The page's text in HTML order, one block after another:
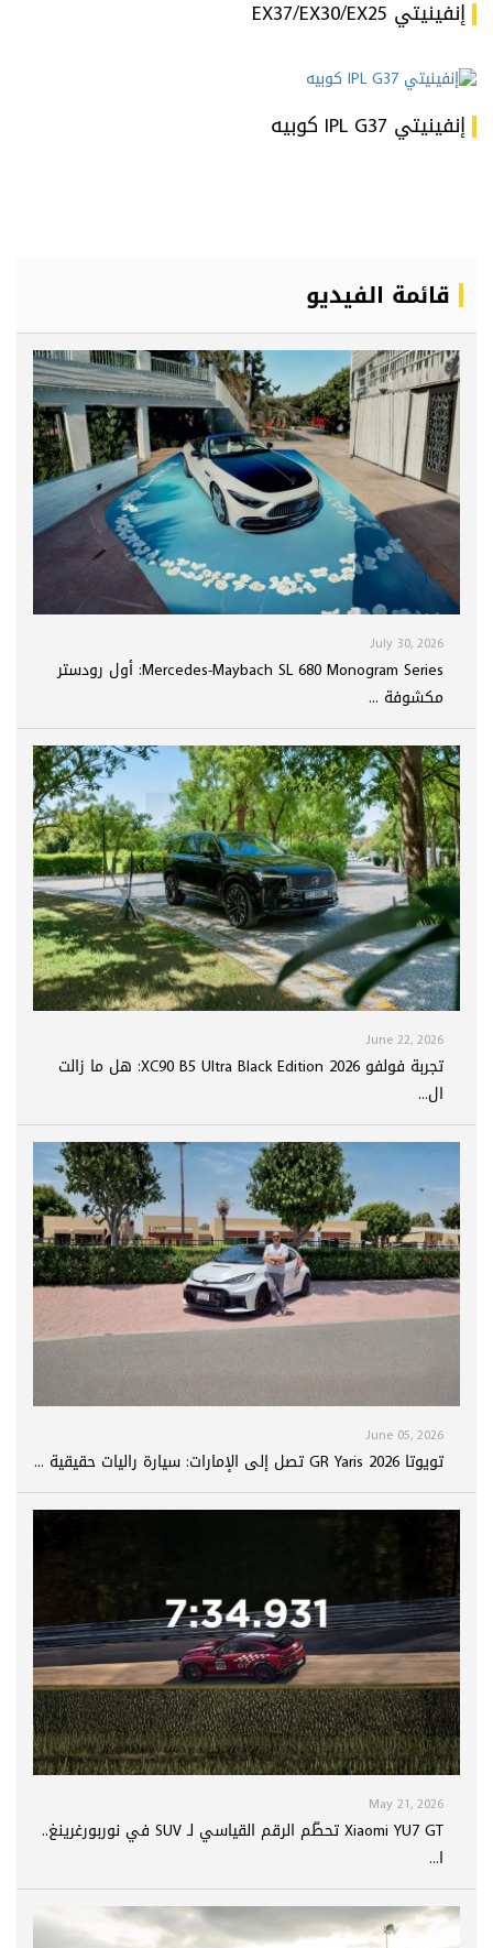
إنفينيتي EX37/EX30/EX25
إنفينيتي IPL G37 كوبيه
قائمة الفيديو
July 30, 2026
Mercedes-Maybach SL 680 Monogram Series: أول رودستر
مكشوفة ...
June 22, 2026
تجربة فولفو XC90 B5 Ultra Black Edition 2026: هل ما زالت
ال...
June 05, 2026
تويوتا GR Yaris 2026 تصل إلى الإمارات: سيارة راليات حقيقية ...
May 21, 2026
Xiaomi YU7 GT تحطّم الرقم القياسي لـ SUV في نوربورغرينغ..
ا...